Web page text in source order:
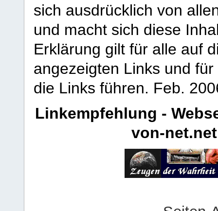
sich ausdrücklich von
und macht sich diese
Erklärung gilt für alle auf
angezeigten Links und
die Links führen. Feb.
Linkempfehlung -
von-net.net